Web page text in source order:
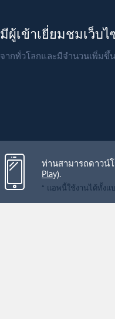
มีผู้เข้าเยี่ยมชมเว็บไ
จากทั่วโลกและมีจำนวนเพิ่มขึ้น
ท่านสามารถดาวน์
Play).
* แอพนี้ใช้งานได้ทั้ง